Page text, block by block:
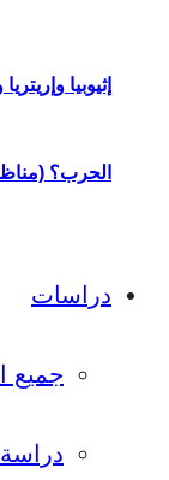
إثيوبيا
الحرب؟
دراسات
جميع
دراسة